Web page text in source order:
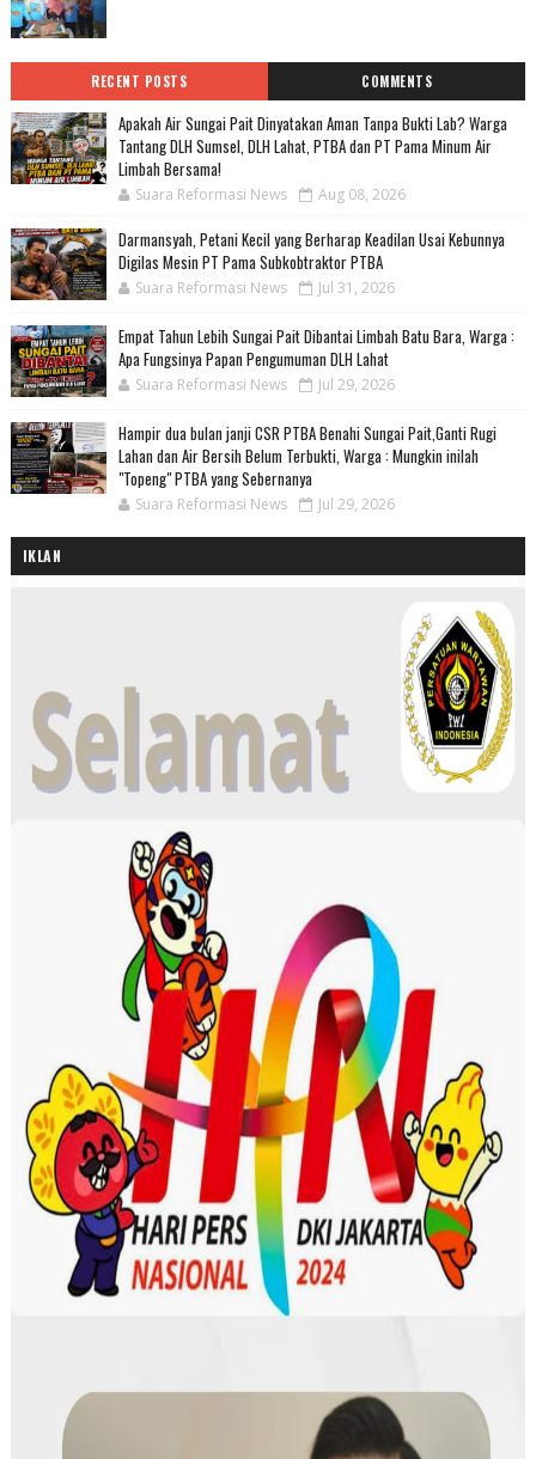
RECENT POSTS COMMENTS
Apakah Air Sungai Pait Dinyatakan Aman Tanpa Bukti Lab? Warga
Tantang DLH Sumsel, DLH Lahat, PTBA dan PT Pama Minum Air
Limbah Bersama!
Suara Reformasi News Aug 08, 2026
Darmansyah, Petani Kecil yang Berharap Keadilan Usai Kebunnya
Digilas Mesin PT Pama Subkobtraktor PTBA
Suara Reformasi News Jul 31, 2026
Empat Tahun Lebih Sungai Pait Dibantai Limbah Batu Bara, Warga :
Apa Fungsinya Papan Pengumuman DLH Lahat
Suara Reformasi News Jul 29, 2026
Hampir dua bulan janji CSR PTBA Benahi Sungai Pait,Ganti Rugi
Lahan dan Air Bersih Belum Terbukti, Warga : Mungkin inilah
"Topeng" PTBA yang Sebernanya
Suara Reformasi News Jul 29, 2026
IKLAN